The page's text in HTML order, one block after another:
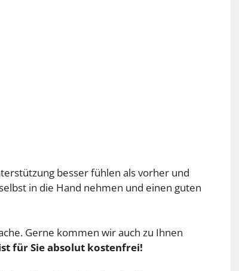
besser fühlen als vorher und
in die Hand nehmen und einen guten
Gerne kommen wir auch zu Ihnen
für Sie absolut kostenfrei!